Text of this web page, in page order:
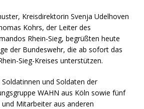
Kreisdirektorin Svenja Udelhoven
Kohrs, der Leiter des
Rhein-Sieg, begrüßten heute
der Bundeswehr, die ab sofort das
Sieg-Kreises unterstützen.
und Soldaten der
WAHN aus Köln sowie fünf
Mitarbeiter aus anderen